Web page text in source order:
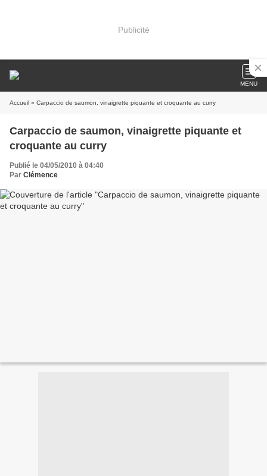
Publicité
MENU
Accueil » Carpaccio de saumon, vinaigrette piquante et croquante au curry
Carpaccio de saumon, vinaigrette piquante et
croquante au curry
Publié le 04/05/2010 à 04:40
Par Clémence